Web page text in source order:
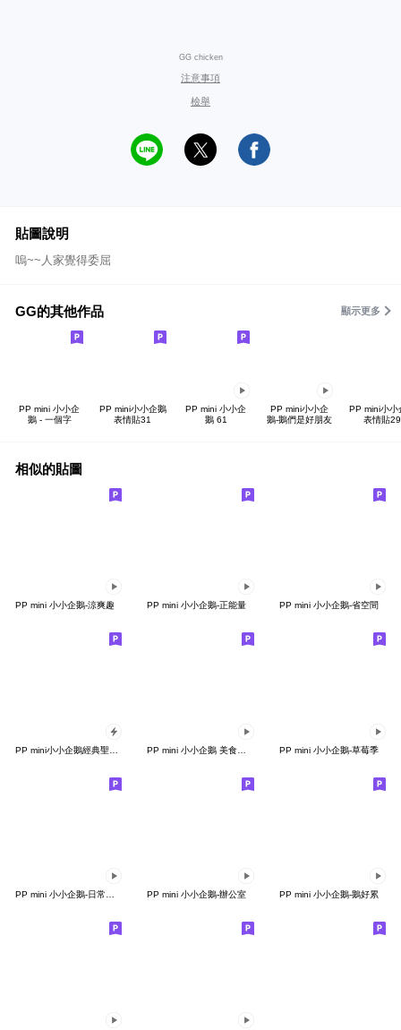
GG chicken
注意事項
檢舉
貼圖說明
嗚~~人家覺得委屈
GG的其他作品 顯示更多
PP mini 小小企
鵝 - 一個字
PP mini小小企鵝
表情貼31
PP mini 小小企
鵝 61
PP mini小小企
鵝-鵝們是好朋友
PP mini小小
表情貼29
相似的貼圖
PP mini 小小企鵝-涼爽趣 PP mini 小小企鵝-正能量 PP mini 小小企鵝-省空間
PP mini 小小企鵝-草莓季
PP mini 小小企鵝-辦公室 PP mini 小小企鵝-鵝好累